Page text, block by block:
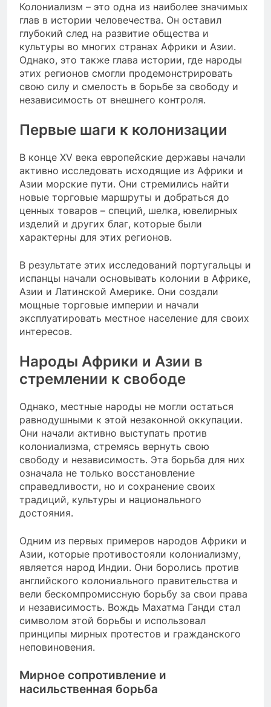
Колониализм – это одна из наиболее значимых
глав в истории человечества. Он оставил
глубокий след на развитие общества и
культуры во многих странах Африки и Азии.
Однако, это также глава истории, где народы
этих регионов смогли продемонстрировать
свою силу и смелость в борьбе за свободу и
независимость от внешнего контроля.
Первые шаги к колонизации
В конце XV века европейские державы начали
активно исследовать исходящие из Африки и
Азии морские пути. Они стремились найти
новые торговые маршруты и добраться до
ценных товаров – специй, шелка, ювелирных
изделий и других благ, которые были
характерны для этих регионов.
В результате этих исследований португальцы и
испанцы начали основывать колонии в Африке,
Азии и Латинской Америке. Они создали
мощные торговые империи и начали
эксплуатировать местное население для своих
интересов.
Народы Африки и Азии в
стремлении к свободе
Однако, местные народы не могли остаться
равнодушными к этой незаконной оккупации.
Они начали активно выступать против
колониализма, стремясь вернуть свою
свободу и независимость. Эта борьба для них
означала не только восстановление
справедливости, но и сохранение своих
традиций, культуры и национального
достояния.
Одним из первых примеров народов Африки и
Азии, которые противостояли колониализму,
является народ Индии. Они боролись против
английского колониального правительства и
вели бескомпромиссную борьбу за свои права
и независимость. Вождь Махатма Ганди стал
символом этой борьбы и использовал
принципы мирных протестов и гражданского
неповиновения.
Мирное сопротивление и
насильственная борьба